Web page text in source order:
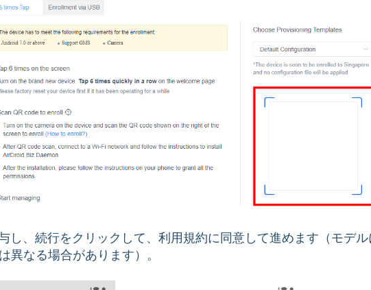
し、続行をクリックして、利用規約に同意して進めます（モデ
異なる場合があります）。